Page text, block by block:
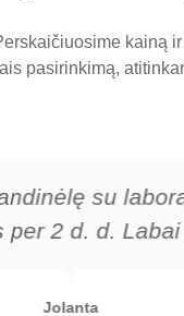
kainą
pasirinkimą,
su
per 2 d. d. Labai
Jolanta